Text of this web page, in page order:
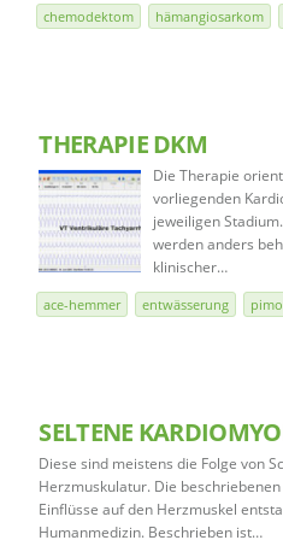
chemodektom hämangiosarkom
THERAPIE DKM
Die Therapie
vorliegenden
jeweiligen
werden anders
klinischer…
ace-hemmer entwässerung
SELTENE
Diese sind meistens die Folge von
Herzmuskulatur. Die
Einflüsse auf den Herzmuskel
Humanmedizin. Beschrieben ist…